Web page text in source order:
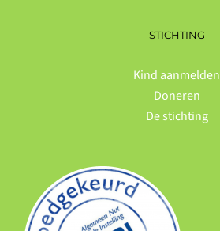
STICHTING
Kind aanmelden
Doneren
De stichting